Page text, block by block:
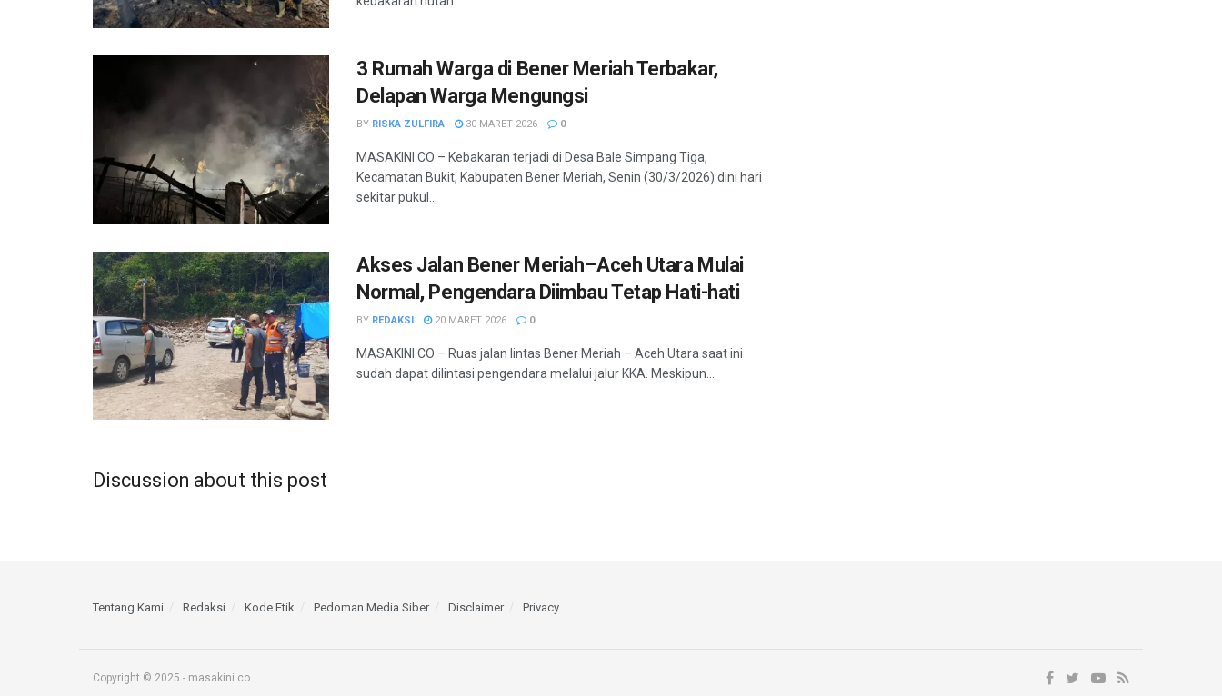
3 Rumah Warga di Bener Meriah Terbakar,
Delapan Warga Mengungsi
BY RISKA ZULFIRA 30 MARET 2026 0
MASAKINI.CO – Kebakaran terjadi di Desa Bale Simpang Tiga,
Kecamatan Bukit, Kabupaten Bener Meriah, Senin (30/3/2026) dini hari
sekitar pukul...
Akses Jalan Bener Meriah–Aceh Utara Mulai
Normal, Pengendara Diimbau Tetap Hati-hati
BY REDAKSI 20 MARET 2026 0
MASAKINI.CO – Ruas jalan lintas Bener Meriah – Aceh Utara saat ini
sudah dapat dilintasi pengendara melalui jalur KKA. Meskipun...
Discussion about this post
Tentang Kami Redaksi Kode Etik Pedoman Media Siber Disclaimer Privacy
Copyright © 2025 - masakini.co